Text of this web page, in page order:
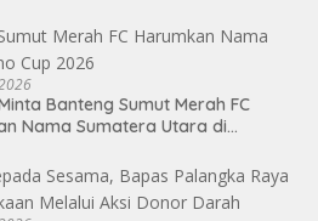
Banteng Sumut Merah FC
Nama Sumatera Utara di